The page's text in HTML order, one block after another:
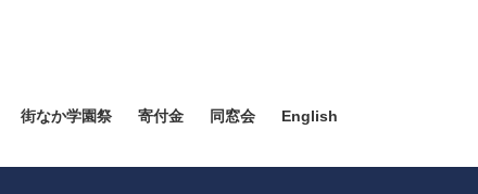
街なか学園祭 寄付金 同窓会 English